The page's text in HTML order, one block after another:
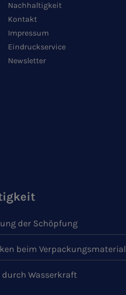
Nachhaltigkeit
Kontakt
Impressum
Eindruckservice
Newsletter
der Schöpfung
beim Verpackungsmaterial
durch Wasserkraft